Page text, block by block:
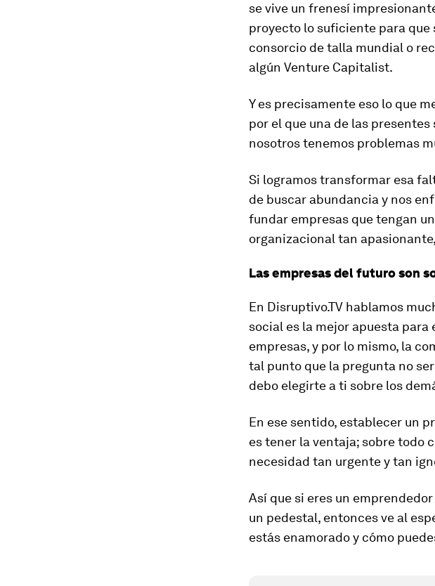
se vive un frenesí
proyecto lo suficiente para que
consorcio de talla mundial o
algún Venture Capitalist.
Y es precisamente eso lo que
por el que una de las
nosotros tenemos problemas
Si logramos transformar esa
de buscar abundancia y nos
fundar empresas que tengan
organizacional tan
Las empresas del futuro son
En Disruptivo.TV hablamos
social es la mejor apuesta para
empresas, y por lo mismo, la
tal punto que la pregunta no
debo elegirte a ti sobre los
En ese sentido, establecer un
es tener la ventaja; sobre todo
necesidad tan urgente y tan
Así que si eres un
un pedestal, entonces ve al
estás enamorado y cómo